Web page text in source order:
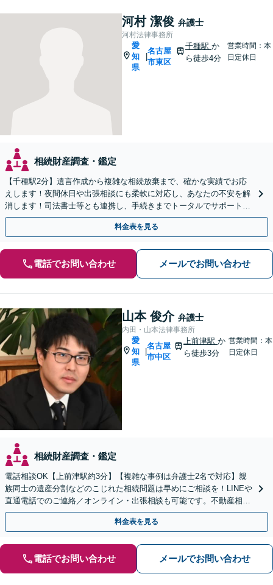
河村 潔俊 弁護士
河村法律事務所
愛
知
県
名古屋
市東区
千種駅 か
ら徒歩4分
営業時間：本
日定休日
相続財産調査・鑑定
【千種駅2分】遺言作成から複雑な相続放棄まで、確かな実績でお応
えします！夜間休日や出張相談にも柔軟に対応し、あなたの不安を解
消します！司法書士等とも連携し、手続きまでトータルでサポート！
一人の弁護士が最後まで誠実に対応！【オンライン対応可】
料金表を見る
電話でお問い合わせ メールでお問い合わせ
山本 俊介 弁護士
内田・山本法律事務所
愛
知
県
|
名古屋
市中区
上前津駅か
ら徒歩3分
営業時間：本
日定休日
相続財産調査・鑑定
電話相談OK【上前津駅約3分】【複雑な事例は弁護士2名で対応】親
族同士の遺産分割などのこじれた相続問題は早めにご相談を！LINEや
直通電話でのご連絡／オンライン・出張相談も可能です。不動産相続
／相続放棄／寄与分／遺言書作成【初回相談無料】
料金表を見る
電話でお問い合わせ メールでお問い合わせ